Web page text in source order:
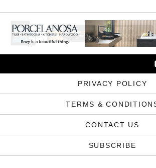
PRIVACY POLICY
TERMS &
CONTACT US
SUBSCRIBE